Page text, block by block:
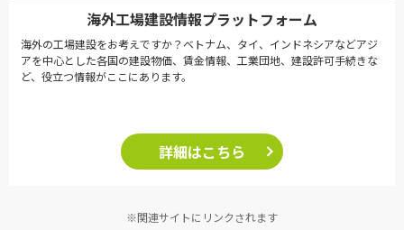
海外工場建設情報プラットフォーム
海外の工場建設をお考えですか？ベトナム、タイ、インドネシアなどアジ
アを中心とした各国の建設物価、賃金情報、工業団地、建設許可手続きな
ど、役立つ情報がここにあります。
詳細はこちら
※関連サイトにリンクされます